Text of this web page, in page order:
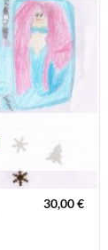
AUF MEINE
MERKLISTE
SETZEN
30,00€